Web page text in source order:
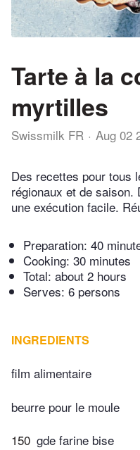
Tarte à la
myrtilles
Swissmilk FR Aug 02
Des recettes pour tous
régionaux et de
une exécution facile.
Preparation: 40
Cooking: 30 minutes
Total: about 2 hours
Serves: 6 persons
INGREDIENTS
film alimentaire
beurre pour le moule
150 gde farine bise